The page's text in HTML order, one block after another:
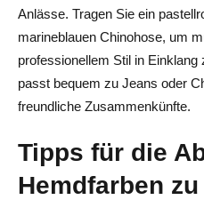
Anlässe. Tragen Sie ein
marineblauen Chinohose, um
professionellem Stil in
passt bequem zu Jeans oder
freundliche Zusammenkünfte.
Tipps für die
Hemdfarben